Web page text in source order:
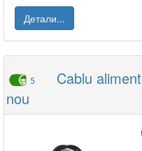
Детали...
5
Cablu
nou